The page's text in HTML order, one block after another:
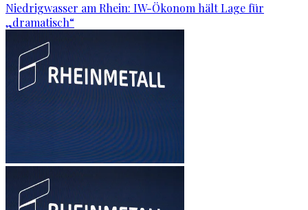
Niedrigwasser am Rhein: IW-Ökonom hält Lage für
„dramatisch“